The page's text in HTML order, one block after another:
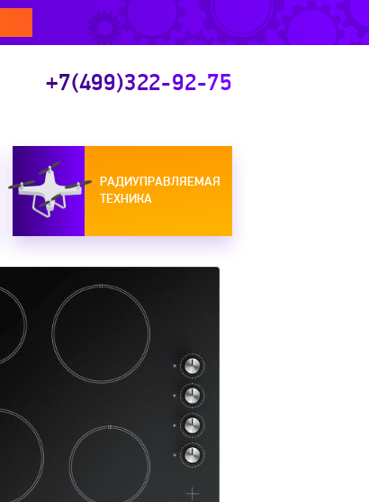
+7(499)322-92-75
РАДИУПРАВЛЯЕМАЯ
ТЕХНИКА